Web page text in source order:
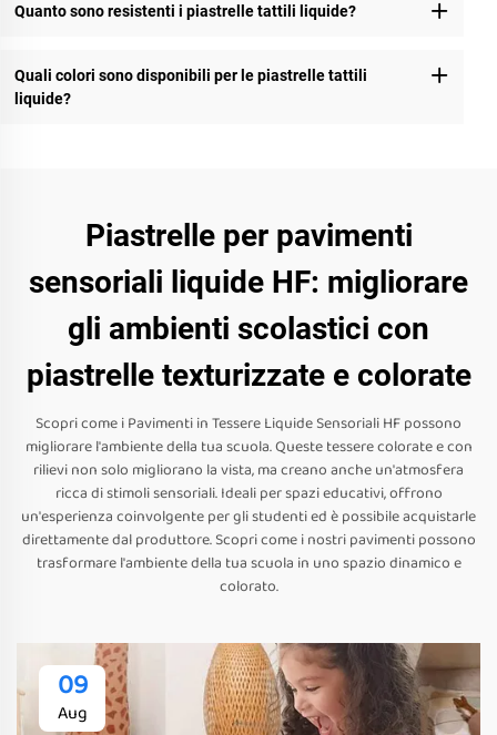
Quanto sono resistenti i piastrelle tattili liquide?
Quali colori sono disponibili per le piastrelle tattili
liquide?
Piastrelle per pavimenti
sensoriali liquide HF: migliorare
gli ambienti scolastici con
piastrelle texturizzate e colorate
Scopri come i Pavimenti in Tessere Liquide Sensoriali HF possono
migliorare l'ambiente della tua scuola. Queste tessere colorate e con
rilievi non solo migliorano la vista, ma creano anche un'atmosfera
ricca di stimoli sensoriali. Ideali per spazi educativi, offrono
un'esperienza coinvolgente per gli studenti ed è possibile acquistarle
direttamente dal produttore. Scopri come i nostri pavimenti possono
trasformare l'ambiente della tua scuola in uno spazio dinamico e
colorato.
09
Aug